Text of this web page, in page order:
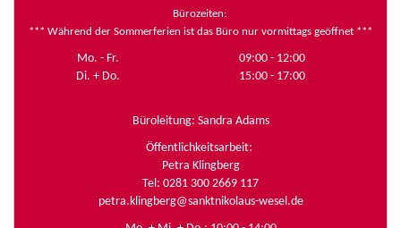
Bürozeiten:
*** Während der Sommerferien ist das Büro nur vormittags geöffnet ***
Mo. - Fr.
09:00 - 12:00
Di. + Do.
15:00 - 17:00
Büroleitung: Sandra Adams
Öffentlichkeitsarbeit:
Petra Klingberg
Tel: 0281 300 2669 117
petra.klingberg@sanktnikolaus-wesel.de